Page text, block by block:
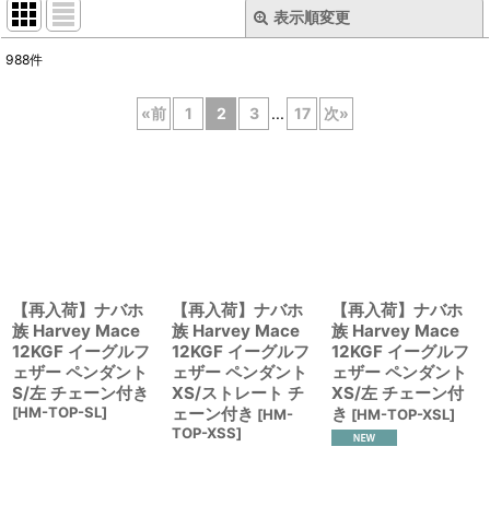
表示順変更
988件
«前 1 2 3 ... 17 次»
【再入荷】ナバホ
族 Harvey Mace
12KGF イーグルフ
ェザー ペンダント
S/左 チェーン付き
[HM-TOP-SL]
【再入荷】ナバホ
族 Harvey Mace
12KGF イーグルフ
ェザー ペンダント
XS/ストレート チ
ェーン付き [HM-
TOP-XSS]
【再入荷】ナバホ
族 Harvey Mace
12KGF イーグルフ
ェザー ペンダント
XS/左 チェーン付
き [HM-TOP-XSL]